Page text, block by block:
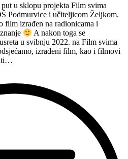
u sklopu projekta Film svima
Podmurvice i učiteljicom Željkom.
film izrađen na radionicama i
A nakon toga se
u svibnju 2022. na Film svima
izrađeni film, kao i filmovi